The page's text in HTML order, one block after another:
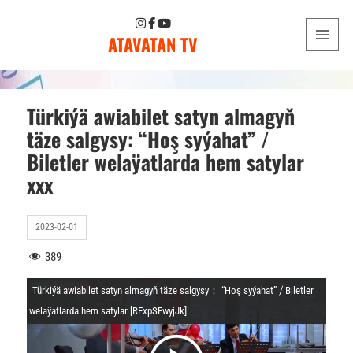
ATAVATAN TV
Türkiýä awiabilet satyn almagyň
täze salgysy: “Hoş syýahat” /
Biletler welaÿatlarda hem satylar
xxx
2023-02-01
389
Türkiýä awiabilet satyn almagyň täze salgysy： “Hoş syýahat” ⧸ Biletler
welaÿatlarda hem satylar [RExpSEwyjJk]